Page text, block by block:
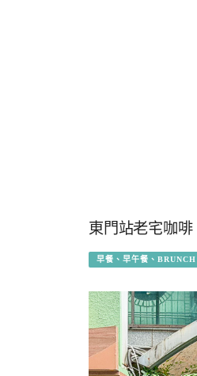
東門站老宅咖啡
早餐、早午餐、BRUNCH